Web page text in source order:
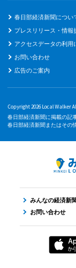
春日部経済新聞につい
プレスリリース・情報
アクセスデータの利用
お問い合わせ
広告のご案内
Copyright 2026 Local Walker
春日部経済新聞に掲載の記
春日部経済新聞またはその
みんなの経済新
お問い合わせ